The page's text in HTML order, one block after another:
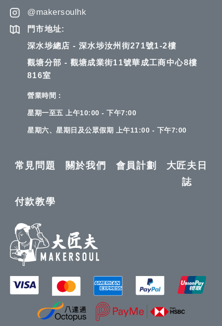
@makersoulhk
門市地址:
深水埗總店 - 深水埗汝州街271號1-2樓
觀塘分部 - 觀塘成業街11號華成工商中心8樓
816室
營業時間：
星期一至五 上午10:00 - 下午7:00
星期六、星期日及公眾假期 上午11:00 - 下午7:00
常見問題 關於我們 會員計劃
大匠夫日
誌
付款教學